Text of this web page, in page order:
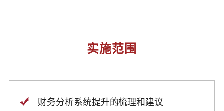
实施范围
财务分析系统提升的梳理和建议